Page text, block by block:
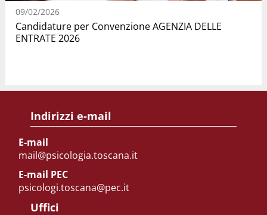
09/02/2026
Candidature per Convenzione AGENZIA DELLE
ENTRATE 2026
Indirizzi e-mail
E-mail
mail@psicologia.toscana.it
E-mail PEC
psicologi.toscana@pec.it
Uffici